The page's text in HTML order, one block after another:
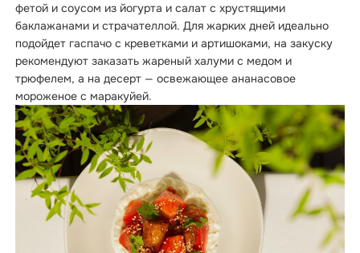
фетой и соусом из йогурта и салат с хрустящими
баклажанами и страчателлой. Для жарких дней идеально
подойдет гаспачо с креветками и артишоками, на закуску
рекомендуют заказать жареный халуми с медом и
трюфелем, а на десерт — освежающее ананасовое
мороженое с маракуйей.